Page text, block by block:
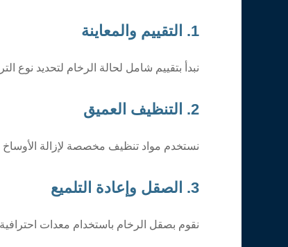
1. التقييم والمعاينة
نبدأ بتقييم شامل لحالة الرخام لتحديد
2. التنظيف العميق
نستخدم مواد تنظيف مخصصة لإزالة الأوساخ
3. الصقل وإعادة التلميع
نقوم بصقل الرخام باستخدام معدات احترافية